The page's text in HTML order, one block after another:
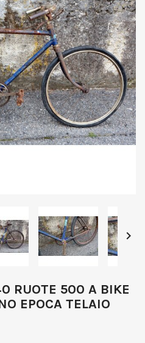

RUOTE 500 A BIKE
EPOCA TELAIO